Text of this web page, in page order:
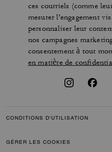
ces courriels (comme
mesurer l'engagement
personnaliser leur
nos campagnes
consentement à tout
en matière de
CONDITIONS D'UTILISATION
GÉRER LES COOKIES